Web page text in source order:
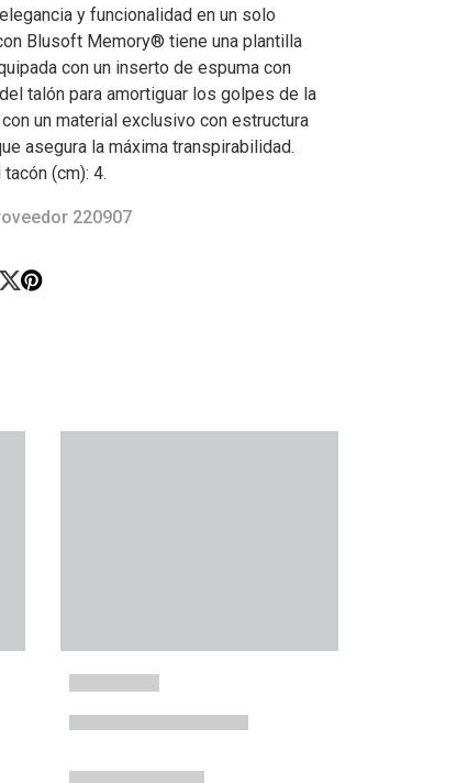
y funcionalidad en un solo
Blusoft Memory® tiene una plantilla
con un inserto de espuma con
talón para amortiguar los golpes de la
un material exclusivo con estructura
asegura la máxima transpirabilidad.
(cm): 4.
220907